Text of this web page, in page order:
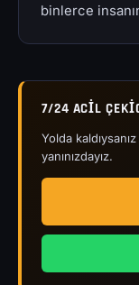
binlerce
7/24 ACIL
Yolda
yanınızdayız.